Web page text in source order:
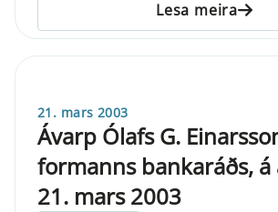
Lesa meira
21. mars 2003
Ávarp Ólafs G.
formanns bankaráðs,
21. mars 2003